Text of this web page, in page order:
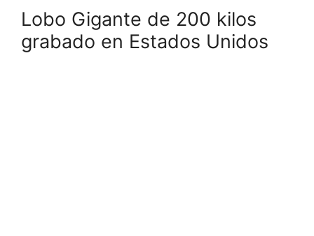
Lobo Gigante de 200 kilos
grabado en Estados Unidos